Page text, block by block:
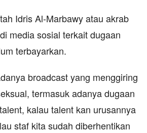
Idris Al-Marbawy atau akrab
media sosial terkait dugaan
terbayarkan.
broadcast yang menggiring
termasuk adanya dugaan
kalau talent kan urusannya
staf kita sudah diberhentikan